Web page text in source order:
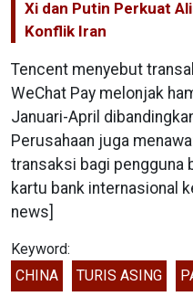
Xi dan Putin Perkuat
Konflik Iran
Tencent menyebut
WeChat Pay melonjak
Januari-April
Perusahaan juga
transaksi bagi pengguna
kartu bank internasional
news]
Keyword:
CHINA
TURIS ASING